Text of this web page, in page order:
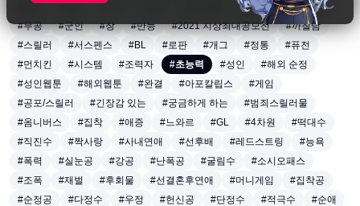
#회귀
#영지 #노력 #용병
#왕족/귀족
#무공
#군인 #창 #만능 #2021 지상최대공모전
#까칠남
#스릴러
#서스펜스 #BL #로판 #개그 #정통
#퓨전
#먼치킨
#시스템 #조력자 #초능력 #성인
#해외 순정
#성인웹툰
#해외웹툰 #완결 #아포칼립스
#게임
#공포/스릴러
#긴장감 있는 #궁금하게 하는
#범죄스릴러물
#옴니버스
#집착 #애증 #느와르 #GL #4차원
#떡대수
#직진수
#짝사랑 #사내연애 #선후배 #레드스트링
#능욕
#폭력
#실눈공 #강공 #난폭공 #굴림수
#소시오패스
#조폭
#재벌 #후회물 #선결혼후연애 #머니게임
#집착공
#순정공
#다정수 #우정 #헌신공 #단정수 #적극수
#순애